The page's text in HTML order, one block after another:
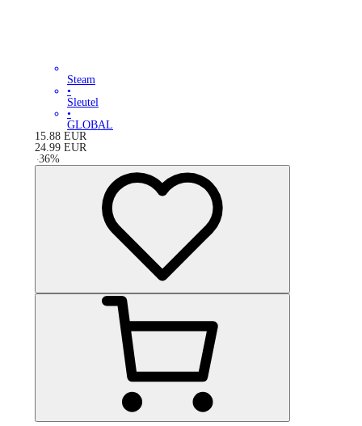
Steam
•
Sleutel
•
GLOBAL
15.88 EUR
24.99 EUR
-36%